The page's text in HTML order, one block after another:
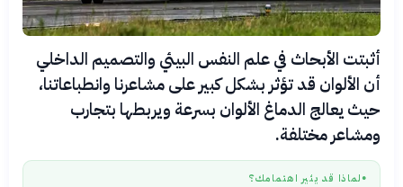
أثبتت الأبحاث في علم النفس البيئي والتصميم الداخلي
أن الألوان قد تؤثر بشكل كبير على مشاعرنا وانطباعاتنا،
حيث يعالج الدماغ الألوان بسرعة ويربطها بتجارب
ومشاعر مختلفة.
● لماذا قد يثير اهتمامك؟